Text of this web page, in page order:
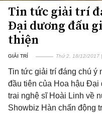
Tin tức giải trí
Đại dương đấu
thiện
GIẢI TRÍ Thứ 2, 18/12/2017
Tin tức giải trí đáng chú ý
đầu tiên của Hoa hậu
trai nghệ sĩ Hoài Linh về
Showbiz Hàn chấn động